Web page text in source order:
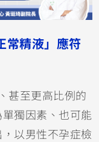
常精液」應符
甚至更高比例的
獨因素、也可能
以男性不孕症檢